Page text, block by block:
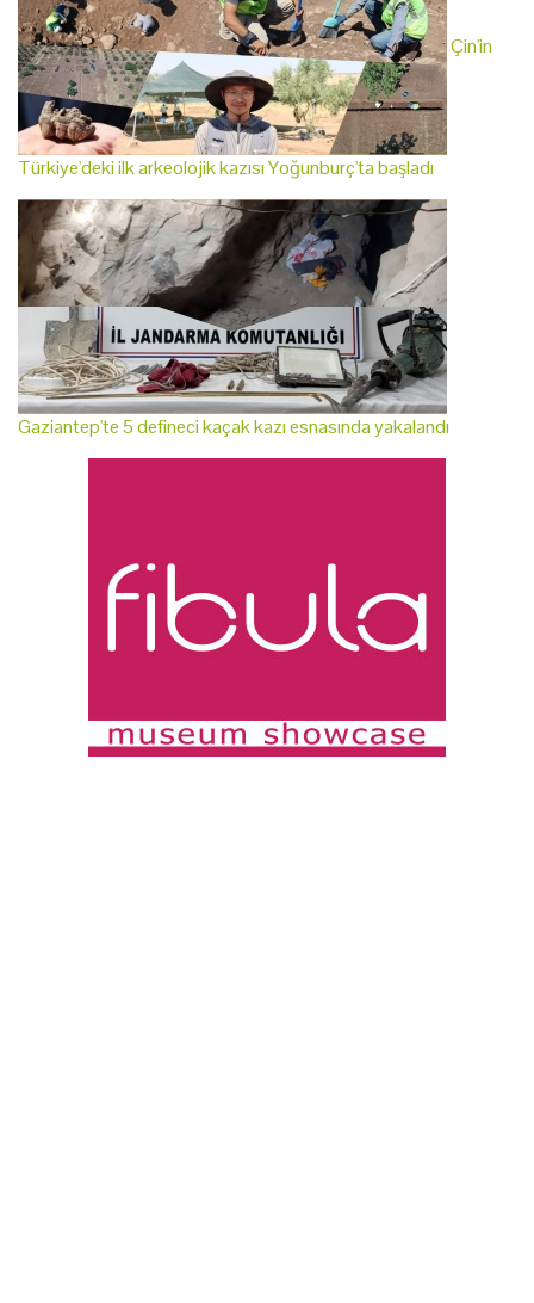
Çin'in
Türkiye'deki ilk arkeolojik kazısı Yoğunburç'ta başladı
Gaziantep'te 5 defineci kaçak kazı esnasında yakalandı